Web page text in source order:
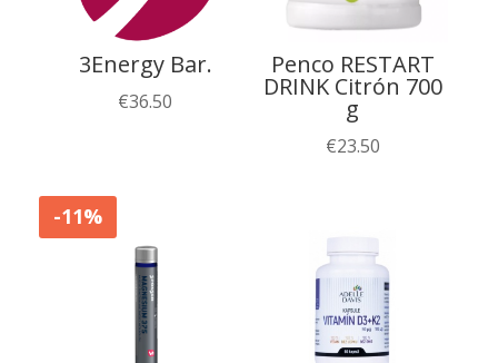
3Energy Bar.
€36.50
Penco RESTART
DRINK Citrón 700
g
€23.50
-11%